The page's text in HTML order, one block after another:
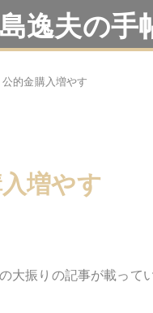
逸夫の手
的金購入増やす
増やす
大振りの記事が載って